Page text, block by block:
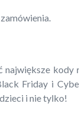
Friday i
i nie tylko!